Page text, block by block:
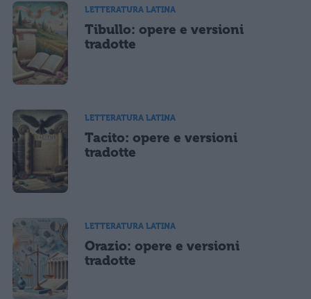
LETTERATURA LATINA
Tibullo: opere e versioni
tradotte
LETTERATURA LATINA
Tacito: opere e versioni
tradotte
LETTERATURA LATINA
Orazio: opere e versioni
tradotte